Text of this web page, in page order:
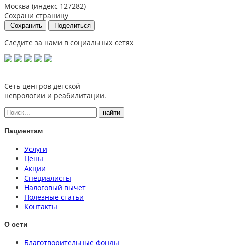
Москва (индекс 127282)
Сохрани страницу
Сохранить Поделиться
Следите за нами в социальных сетях
Сеть центров детской
неврологии и реабилитации.
Пациентам
Услуги
Цены
Акции
Специалисты
Налоговый вычет
Полезные статьи
Контакты
О сети
Благотворительные фонды